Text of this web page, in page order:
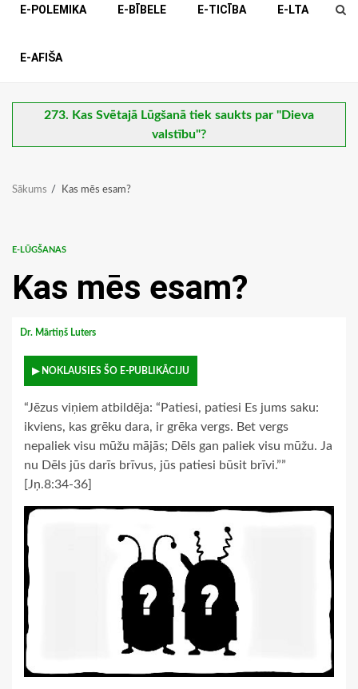
E-POLEMIKA E-BĪBELE E-TICĪBA E-LTA
E-AFIŠA
273. Kas Svētajā Lūgšanā tiek saukts par "Dieva
valstību"?
Sākums Kas mēs esam?
E-LŪGŠANAS
Kas mēs esam?
Dr. Mārtiņš Luters
▶ NOKLAUSIES ŠO E-PUBLIKĀCIJU
“Jēzus viņiem atbildēja: “Patiesi, patiesi Es jums saku:
ikviens, kas grēku dara, ir grēka vergs. Bet vergs
nepaliek visu mūžu mājās; Dēls gan paliek visu mūžu. Ja
nu Dēls jūs darīs brīvus, jūs patiesi būsit brīvi.””
[Jņ.8:34-36]